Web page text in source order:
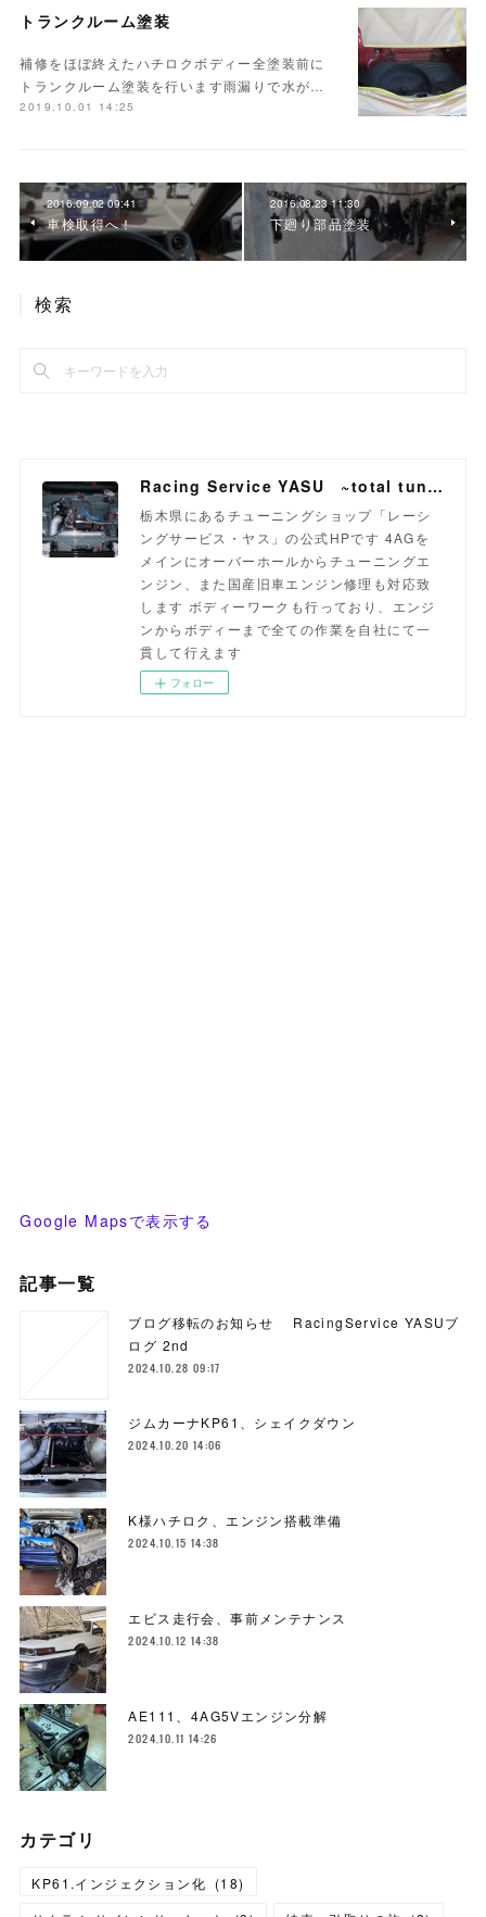
トランクルーム塗装
補修をほぼ終えたハチロクボディー全塗装前に
トランクルーム塗装を行います雨漏りで水が…
2019.10.01 14:25
2016.09.02 09:41
車検取得へ！
2016.08.23 11:30
下廻り部品塗装
検索
Racing Service YASU ~total tuning proshop~
栃木県にあるチューニングショップ「レーシ
ングサービス・ヤス」の公式HPです 4AGを
メインにオーバーホールからチューニングエ
ンジン、また国産旧車エンジン修理も対応致
します ボディーワークも行っており、エンジ
ンからボディーまで全ての作業を自社にて一
貫して行えます
フォロー
Google Mapsで表示する
記事一覧
ブログ移転のお知らせ RacingService YASUブ
ログ 2nd
2024.10.28 09:17
ジムカーナKP61、シェイクダウン
2024.10.20 14:06
K様ハチロク、エンジン搭載準備
2024.10.15 14:38
エビス走行会、事前メンテナンス
2024.10.12 14:38
AE111、4AG5Vエンジン分解
2024.10.11 14:26
カテゴリ
KP61.インジェクション化 (18)